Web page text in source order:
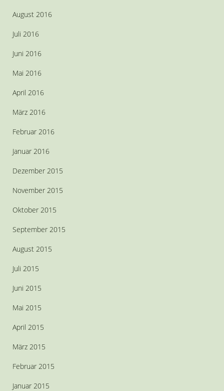
August 2016
Juli 2016
Juni 2016
Mai 2016
April 2016
März 2016
Februar 2016
Januar 2016
Dezember 2015
November 2015
Oktober 2015
September 2015
August 2015
Juli 2015
Juni 2015
Mai 2015
April 2015
März 2015
Februar 2015
Januar 2015